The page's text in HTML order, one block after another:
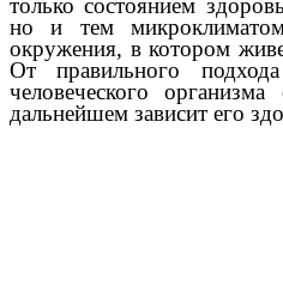
но и тем
окружения, в котором
От правильного
человеческого
дальнейшем зависит его